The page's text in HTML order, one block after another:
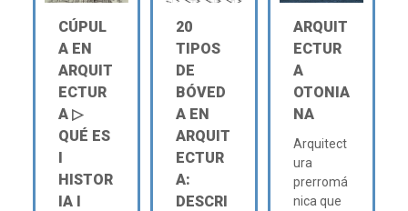
CÚPUL
A EN
ARQUIT
ECTUR
A ▷
QUÉ ES
Ι
HISTOR
IA Ι
20
TIPOS
DE
BÓVED
A EN
ARQUIT
ECTUR
A:
DESCRI
ARQUIT
ECTUR
A
OTONIA
NA
Arquitect
ura
prerromá
nica que